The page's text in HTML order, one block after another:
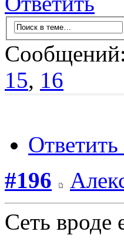
15, 16
Ответить
#196
Сеть вроде